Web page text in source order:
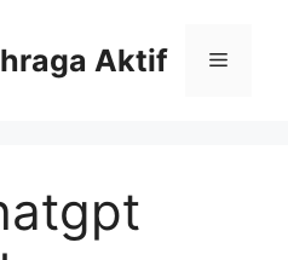
Aktif Menu